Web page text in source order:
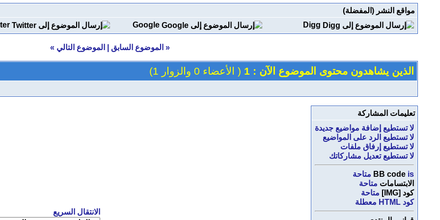
مواقع النشر (المفضلة)
Digg
Google
« الموضوع السابق الموضوع التالي »
الذين يشاهدون محتوى الموضوع الآن : 1 ( الأعضاء 0 والزوار 1)
تعليمات المشاركة
لا تستطيع إضافة مواضيع جديدة
لا تستطيع الرد على المواضيع
لا تستطيع إرفاق ملفات
لا تستطيع تعديل مشاركاتك
BB code is
متاحة
الابتسامات متاحة
كود [IMG]
متاحة
كود HTML
معطلة
الانتقال السريع